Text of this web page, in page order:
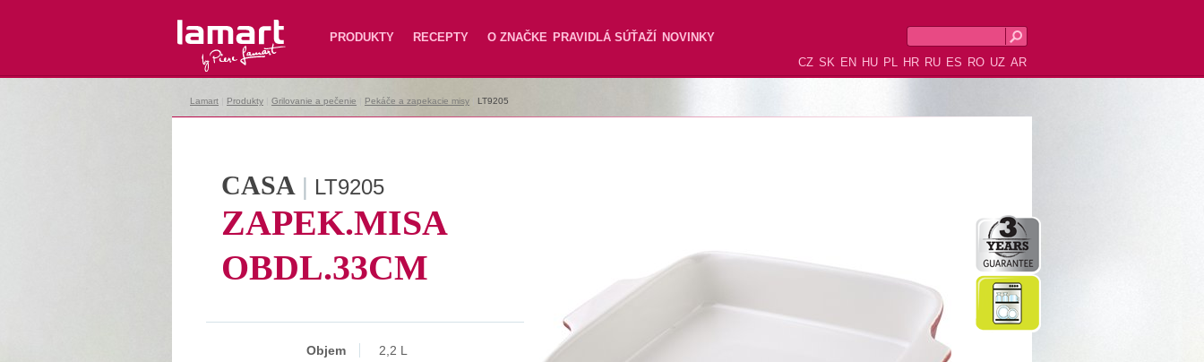
Lamart PRODUKTY RECEPTY O ZNAČKE PRAVIDLÁ SÚŤAŽÍ
NOVINKY
CZ SK EN HU PL HR RU ES RO UZ AR
Lamart Produkty Grilovanie a pečenie Pekáče a zapekacie misy LT9205
CASA | LT9205
ZAPEK.MISA
OBDL.33CM
Objem
2,2 L